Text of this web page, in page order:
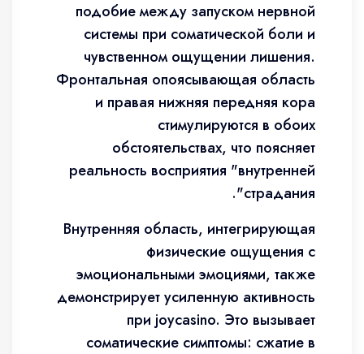
подобие между запуском нервной
системы при соматической боли и
чувственном ощущении лишения.
Фронтальная опоясывающая область
и правая нижняя передняя кора
стимулируются в обоих
обстоятельствах, что поясняет
реальность восприятия "внутренней
страдания".
Внутренняя область, интегрирующая
физические ощущения с
эмоциональными эмоциями, также
демонстрирует усиленную активность
при joycasino. Это вызывает
соматические симптомы: сжатие в